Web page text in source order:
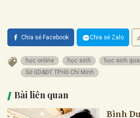
Chia sẻ Facebook Chia sẻ Zalo
học online học sinh
học sinh
Sở GD&ĐT TP.Hồ Chí Minh
Bài liên quan
Bình